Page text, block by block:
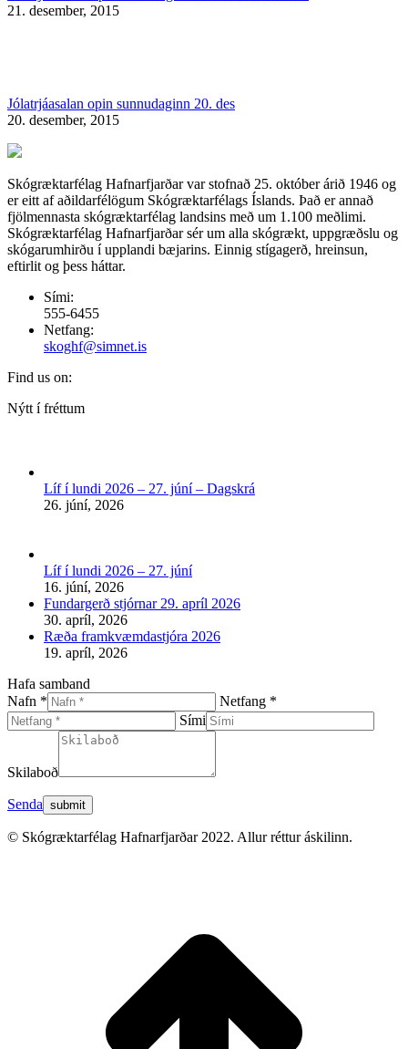
21. desember, 2015
Jólatrjáasalan opin sunnudaginn 20. des
20. desember, 2015
Skógræktarfélag Hafnarfjarðar var stofnað 25. október árið 1946 og
er eitt af aðildarfélögum Skógræktarfélags Íslands. Það er annað
fjölmennasta skógræktarfélag landsins með um 1.100 meðlimi.
Skógræktarfélag Hafnarfjarðar sér um alla skógrækt, uppgræðslu og
skógarumhirðu í upplandi bæjarins. Einnig stígagerð, hreinsun,
eftirlit og þess háttar.
Sími:
555-6455
Netfang:
skoghf@simnet.is
Find us on:
Facebook
new
window
Nýtt í fréttum
Líf í lundi 2026 – 27. júní – Dagskrá
26. júní, 2026
Líf í lundi 2026 – 27. júní
16. júní, 2026
Fundargerð stjórnar 29. apríl 2026
30. apríl, 2026
Ræða framkvæmdastjóra 2026
19. apríl, 2026
Hafa samband
Nafn *
Netfang *
Sími
Skilaboð
Senda
© Skógræktarfélag Hafnarfjarðar 2022. Allur réttur áskilinn.